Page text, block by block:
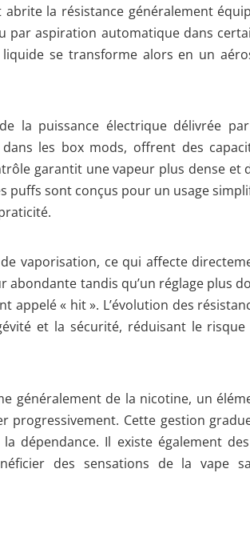
la résistance généralement
par aspiration automatique dans
se transforme alors en un
la puissance électrique délivrée
les box mods, offrent des
garantit une vapeur plus dense et
puffs sont conçus pour un usage
vaporisation, ce qui affecte
abondante tandis qu’un réglage plus
appelé « hit ». L’évolution des
et la sécurité, réduisant le risque
généralement de la nicotine, un
Cette gestion
dépendance. Il existe également
des sensations de la vape